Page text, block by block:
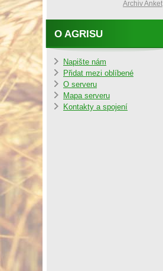
Archiv Anket
O AGRISU
Napište nám
Přidat mezi oblíbené
O serveru
Mapa serveru
Kontakty a spojení